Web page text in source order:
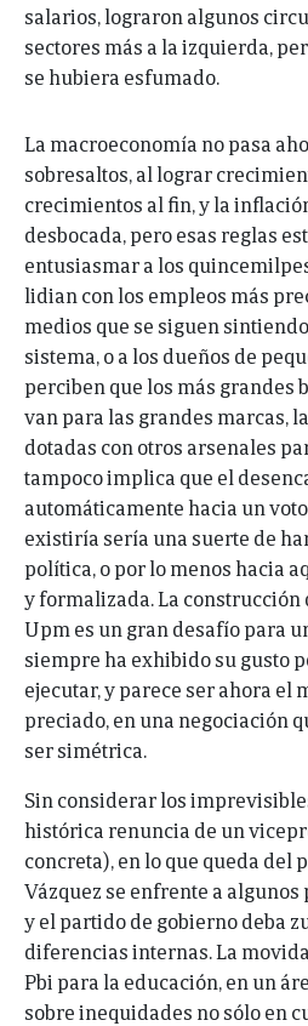
salarios, lograron algunos
sectores más a la izquierda,
se hubiera esfumado.
La macroeconomía no pasa
sobresaltos, al lograr
crecimientos al fin, y la
desbocada, pero esas reglas
entusiasmar a los
lidian con los empleos más
medios que se siguen
sistema, o a los dueños de
perciben que los más grandes
van para las grandes marcas,
dotadas con otros arsenales
tampoco implica que el
automáticamente hacia un
existiría sería una suerte de
política, o por lo menos hacia
y formalizada. La construcción
Upm es un gran desafío para
siempre ha exhibido su gusto
ejecutar, y parece ser ahora el
preciado, en una negociación
ser simétrica.
Sin considerar los
histórica renuncia de un
concreta), en lo que queda del
Vázquez se enfrente a
y el partido de gobierno deba
diferencias internas. La
Pbi para la educación, en un
sobre inequidades no sólo en